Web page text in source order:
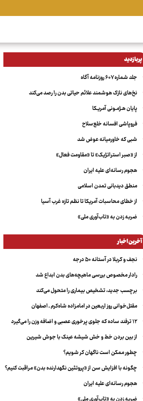
پربازدید
جلد شماره ۶۰۷ روزنامه آگاه
نخ‌های نازک هوشمند علائم حیاتی بدن را رصد می‌کند
پایان هـژمـونی آمریـکا
فروپاشی افسانه خلع‌سلاح
شبی که خاورمیانه عوض شد
از «صبر استراتژیک» تا «مقاومت فعال»
هجوم رسانه‌ای علیه ایران
منطق دیدبانی تمدن اسلامی
از خطای محاسبات آمریکا تا نظم تازه غرب آسیا
ضربه زدن به «تاب‌آوری ملی»
آخرین اخبار
نجف و کربلا در آستانه ۵۰ درجه
رادار مخصوص بررسی ماهیچه‌های بدن ابداع شد
برچسب جدید، تشخیص بیماری را متحول می‌کند
مقتل‌خوانی روز اربعین در امامزاده شاه‌کرم ـ اصفهان
۱۲ ترفند ساده که جلوی پرخوری عصبی و اضافه ‌وزن را می‌گیرد
از بین بردن خط و خش شیشه عینک با جوش شیرین
چطور ممکن است ناگهان کر شویم؟
چگونه با افزایش سن از «پروتئین نگهدارنده بدن» مراقبت کنیم؟
هجوم رسانه‌ای علیه ایران